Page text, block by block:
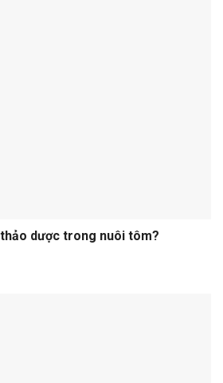
dược trong nuôi tôm?